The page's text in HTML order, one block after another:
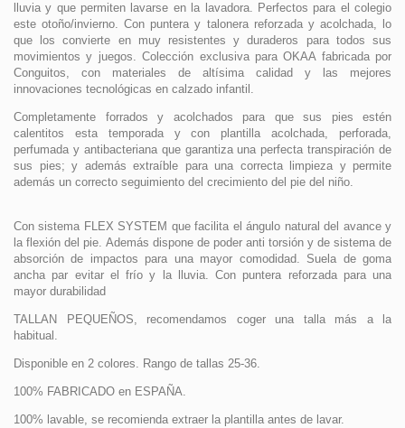
lluvia y que permiten lavarse en la lavadora. Perfectos para el colegio
este otoño/invierno. Con puntera y talonera reforzada y acolchada, lo
que los convierte en muy resistentes y duraderos para todos sus
movimientos y juegos. Colección exclusiva para OKAA fabricada por
Conguitos, con materiales de altísima calidad y las mejores
innovaciones tecnológicas en calzado infantil.
Completamente forrados y acolchados para que sus pies estén
calentitos esta temporada y con plantilla acolchada, perforada,
perfumada y antibacteriana que garantiza una perfecta transpiración de
sus pies; y además extraíble para una correcta limpieza y permite
además un correcto seguimiento del crecimiento del pie del niño.
Con sistema FLEX SYSTEM que facilita el ángulo natural del avance y
la flexión del pie. Además dispone de poder anti torsión y de sistema de
absorción de impactos para una mayor comodidad. Suela de goma
ancha par evitar el frío y la lluvia. Con puntera reforzada para una
mayor durabilidad
TALLAN PEQUEÑOS, recomendamos coger una talla más a la
habitual.
Disponible en 2 colores. Rango de tallas 25-36.
100% FABRICADO en ESPAÑA.
100% lavable, se recomienda extraer la plantilla antes de lavar.